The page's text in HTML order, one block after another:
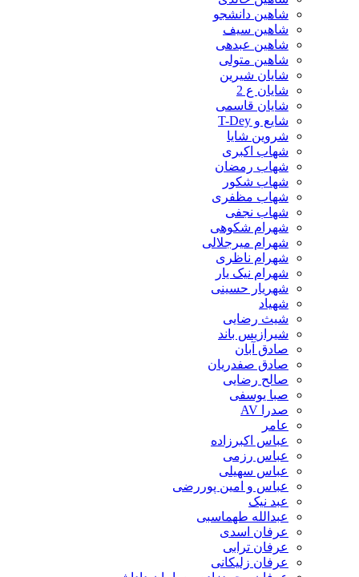
شاهین دانشجو
شاهین سیف
شاهین عبدهی
شاهین متولی
شایان شیرین
شایان ع 2
شایان قاسمی
شایع و T-Dey
شروین شایا
شهاب اکبری
شهاب رمضان
شهاب شکور
شهاب مظفری
شهاب نجفی
شهرام شکوهی
شهرام میرجلالی
شهرام ناظری
شهرام نیک یار
شهریار حسینی
شهیاد
شیث رضایی
شیرازیس باند
صادق آبان
صادق صفدریان
صالح رضایی
صبا یوسفی
صدرا AV
عامر
عباس اکبرزاده
عباس رزمی
عباس سهیلی
عباس و امین پوررضی
عبد نیک
عبدالله طهماسبی‎
عرفان اسدی
عرفان ترابی
عرفان زلیکانی